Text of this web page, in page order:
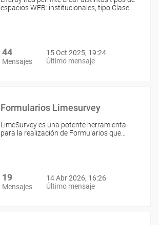
espacios WEB: institucionales, tipo Clase…
44
Mensajes
15 Oct 2025, 19:24
Último mensaje
Formularios Limesurvey
LimeSurvey es una potente herramienta
para la realización de Formularios que…
19
Mensajes
14 Abr 2026, 16:26
Último mensaje